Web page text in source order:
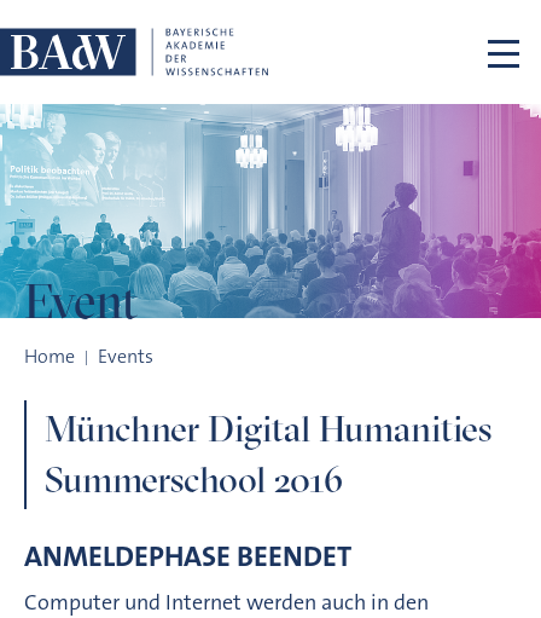
Event
Home Events
Münchner Digital Humanities
Summerschool 2016
ANMELDEPHASE BEENDET
Computer und Internet werden auch in den